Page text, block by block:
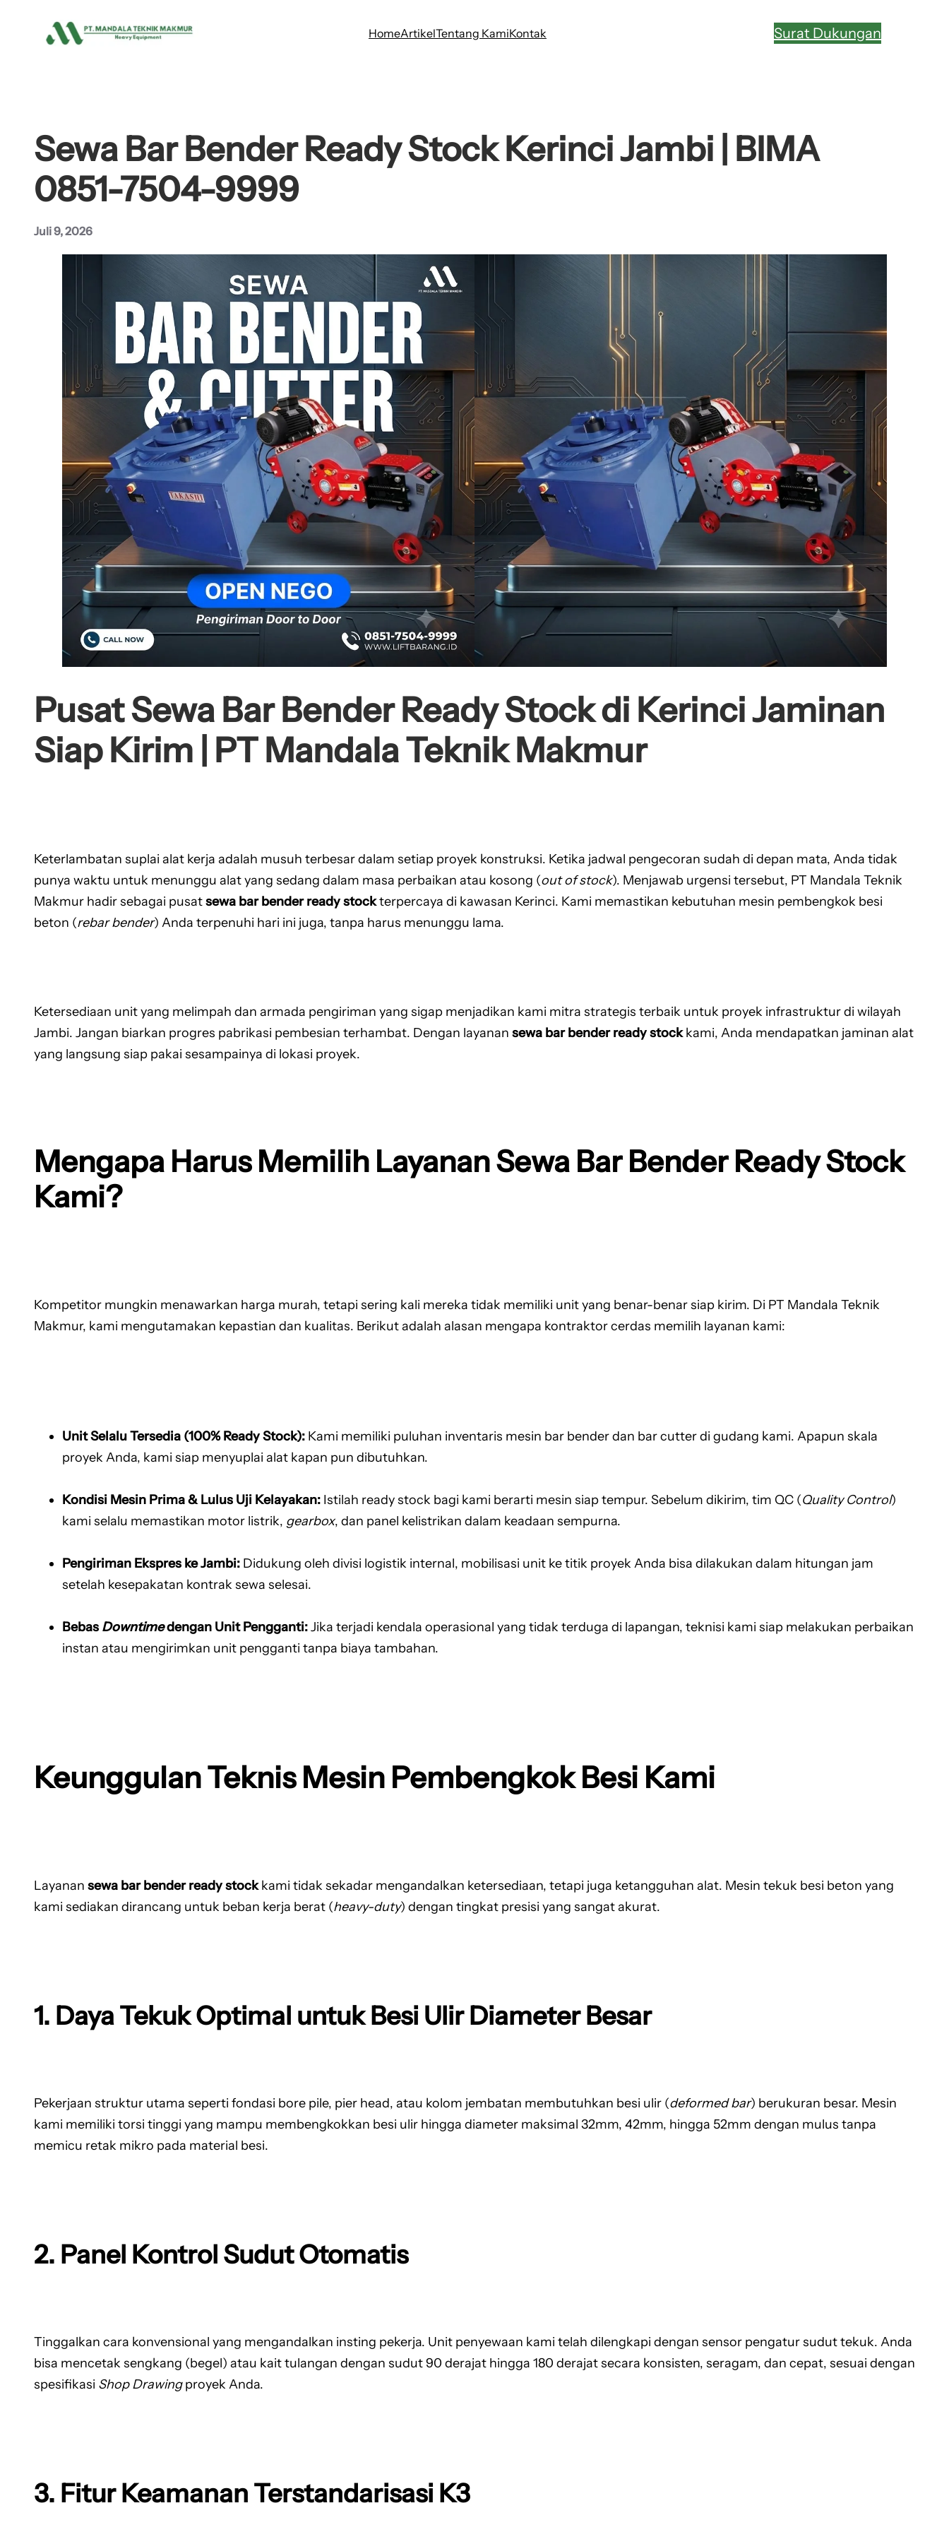
HomeArtikelTentang KamiKontak Surat Dukungan
Sewa Bar Bender Ready Stock Kerinci Jambi | BIMA
0851-7504-9999
Juli 9, 2026
Pusat Sewa Bar Bender Ready Stock di Kerinci Jaminan
Siap Kirim | PT Mandala Teknik Makmur
Keterlambatan suplai alat kerja adalah musuh terbesar dalam setiap proyek konstruksi. Ketika jadwal pengecoran sudah di depan mata, Anda tidak
punya waktu untuk menunggu alat yang sedang dalam masa perbaikan atau kosong (out of stock). Menjawab urgensi tersebut, PT Mandala Teknik
Makmur hadir sebagai pusatsewa bar bender ready stockterpercaya di kawasan Kerinci. Kami memastikan kebutuhan mesin pembengkok besi
beton (rebar bender) Anda terpenuhi hari ini juga, tanpa harus menunggu lama.
Ketersediaan unit yang melimpah dan armada pengiriman yang sigap menjadikan kami mitra strategis terbaik untuk proyek infrastruktur di wilayah
Jambi. Jangan biarkan progres pabrikasi pembesian terhambat. Dengan layanan sewa bar bender ready stockkami, Anda mendapatkan jaminan alat
yang langsung siap pakai sesampainya di lokasi proyek.
Mengapa Harus Memilih Layanan Sewa Bar Bender Ready Stock
Kami?
Kompetitor mungkin menawarkan harga murah, tetapi sering kali mereka tidak memiliki unit yang benar-benar siap kirim. Di PT Mandala Teknik
Makmur, kami mengutamakan kepastian dan kualitas. Berikut adalah alasan mengapa kontraktor cerdas memilih layanan kami:
Unit Selalu Tersedia (100% Ready Stock): Kami memiliki puluhan inventaris mesin bar bender dan bar cutter di gudang kami. Apapun skala
proyek Anda, kami siap menyuplai alat kapan pun dibutuhkan.
Kondisi Mesin Prima & Lulus Uji Kelayakan: Istilah ready stock bagi kami berarti mesin siap tempur. Sebelum dikirim, tim QC (Quality Control)
kami selalu memastikan motor listrik, gearbox, dan panel kelistrikan dalam keadaan sempurna.
Pengiriman Ekspres ke Jambi: Didukung oleh divisi logistik internal, mobilisasi unit ke titik proyek Anda bisa dilakukan dalam hitungan jam
setelah kesepakatan kontrak sewa selesai.
Bebas Downtimedengan Unit Pengganti:Jika terjadi kendala operasional yang tidak terduga di lapangan, teknisi kami siap melakukan perbaikan
instan atau mengirimkan unit pengganti tanpa biaya tambahan.
Keunggulan Teknis Mesin Pembengkok Besi Kami
Layanan sewa bar bender ready stockkami tidak sekadar mengandalkan ketersediaan, tetapi juga ketangguhan alat. Mesin tekuk besi beton yang
kami sediakan dirancang untuk beban kerja berat (heavy-duty) dengan tingkat presisi yang sangat akurat.
1. Daya Tekuk Optimal untuk Besi Ulir Diameter Besar
Pekerjaan struktur utama seperti fondasi bore pile, pier head, atau kolom jembatan membutuhkan besi ulir (deformed bar) berukuran besar. Mesin
kami memiliki torsi tinggi yang mampu membengkokkan besi ulir hingga diameter maksimal 32mm, 42mm, hingga 52mm dengan mulus tanpa
memicu retak mikro pada material besi.
2. Panel Kontrol Sudut Otomatis
Tinggalkan cara konvensional yang mengandalkan insting pekerja. Unit penyewaan kami telah dilengkapi dengan sensor pengatur sudut tekuk. Anda
bisa mencetak sengkang (begel) atau kait tulangan dengan sudut 90 derajat hingga 180 derajat secara konsisten, seragam, dan cepat, sesuai dengan
spesifikasi Shop Drawingproyek Anda.
3. Fitur Keamanan Terstandarisasi K3